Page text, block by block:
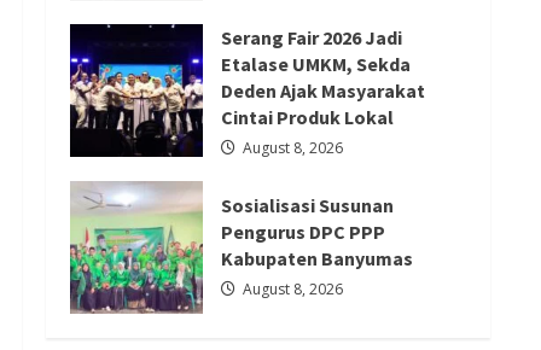
Serang Fair 2026 Jadi
Etalase UMKM, Sekda
Deden Ajak Masyarakat
Cintai Produk Lokal
August 8, 2026
Sosialisasi Susunan
Pengurus DPC PPP
Kabupaten Banyumas
August 8, 2026